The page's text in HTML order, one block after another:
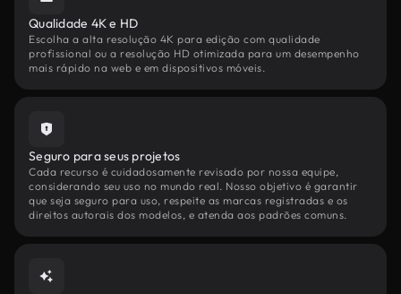
Qualidade 4K e HD
Escolha a alta resolução 4K para edição com qualidade
profissional ou a resolução HD otimizada para um desempenho
mais rápido na web e em dispositivos móveis.
Seguro para seus projetos
Cada recurso é cuidadosamente revisado por nossa equipe,
considerando seu uso no mundo real. Nosso objetivo é garantir
que seja seguro para uso, respeite as marcas registradas e os
direitos autorais dos modelos, e atenda aos padrões comuns.